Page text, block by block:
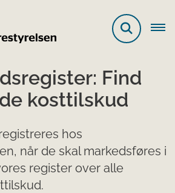
Find
kosttilskud
hos
når de skal markedsføres i
register over alle